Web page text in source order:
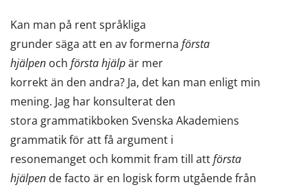
Kan man på rent språkliga
grunder säga att en av formerna första
hjälpen och första hjälpär mer
korrekt än den andra? Ja, det kan man enligt min
mening. Jag har konsulterat den
stora grammatikboken Svenska Akademiens
grammatik för att få argument i
resonemanget och kommit fram till attförsta
hjälpen de facto är en logisk form utgående från